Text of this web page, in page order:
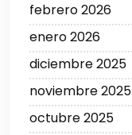
febrero 2026
enero 2026
diciembre 2025
noviembre 2025
octubre 2025